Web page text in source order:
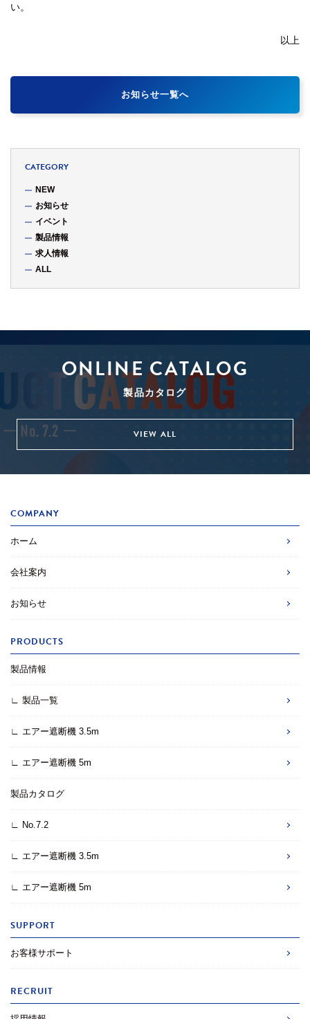
い。
以上
お知らせ一覧へ
CATEGORY
NEW
お知らせ
イベント
製品情報
求人情報
ALL
ONLINE CATALOG
製品カタログ
VIEW ALL
COMPANY
ホーム
会社案内
お知らせ
PRODUCTS
製品情報
∟ 製品一覧
∟ エアー遮断機 3.5m
∟ エアー遮断機 5m
製品カタログ
∟ No.7.2
∟ エアー遮断機 3.5m
∟ エアー遮断機 5m
SUPPORT
お客様サポート
RECRUIT